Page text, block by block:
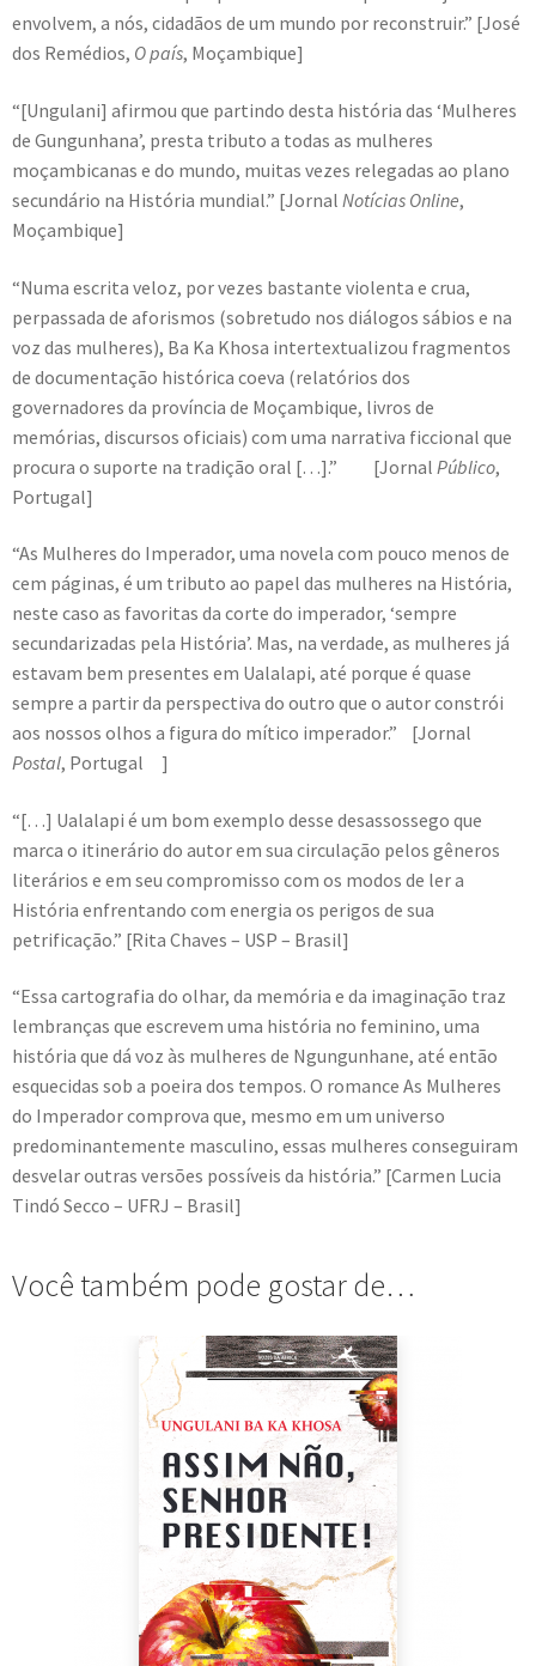
envolvem, a nós, cidadãos de um mundo por reconstruir.” [José
dos Remédios, O país, Moçambique]
“[Ungulani] afirmou que partindo desta história das ‘Mulheres
de Gungunhana’, presta tributo a todas as mulheres
moçambicanas e do mundo, muitas vezes relegadas ao plano
secundário na História mundial.” [Jornal Notícias Online,
Moçambique]
“Numa escrita veloz, por vezes bastante violenta e crua,
perpassada de aforismos (sobretudo nos diálogos sábios e na
voz das mulheres), Ba Ka Khosa intertextualizou fragmentos
de documentação histórica coeva (relatórios dos
governadores da província de Moçambique, livros de
memórias, discursos oficiais) com uma narrativa ficcional que
procura o suporte na tradição oral […].” [Jornal Público,
Portugal]
“As Mulheres do Imperador, uma novela com pouco menos de
cem páginas, é um tributo ao papel das mulheres na História,
neste caso as favoritas da corte do imperador, ‘sempre
secundarizadas pela História’. Mas, na verdade, as mulheres já
estavam bem presentes em Ualalapi, até porque é quase
sempre a partir da perspectiva do outro que o autor constrói
aos nossos olhos a figura do mítico imperador.” [Jornal
Postal, Portugal ]
“[…] Ualalapi é um bom exemplo desse desassossego que
marca o itinerário do autor em sua circulação pelos gêneros
literários e em seu compromisso com os modos de ler a
História enfrentando com energia os perigos de sua
petrificação.” [Rita Chaves – USP – Brasil]
“Essa cartografia do olhar, da memória e da imaginação traz
lembranças que escrevem uma história no feminino, uma
história que dá voz às mulheres de Ngungunhane, até então
esquecidas sob a poeira dos tempos. O romance As Mulheres
do Imperador comprova que, mesmo em um universo
predominantemente masculino, essas mulheres conseguiram
desvelar outras versões possíveis da história.” [Carmen Lucia
Tindó Secco – UFRJ – Brasil]
Você também pode gostar de…